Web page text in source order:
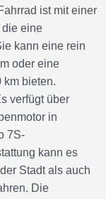
ist mit einer
die eine
kann eine rein
oder eine
km bieten.
verfügt über
in
7S-
kann es
Stadt als auch
Die